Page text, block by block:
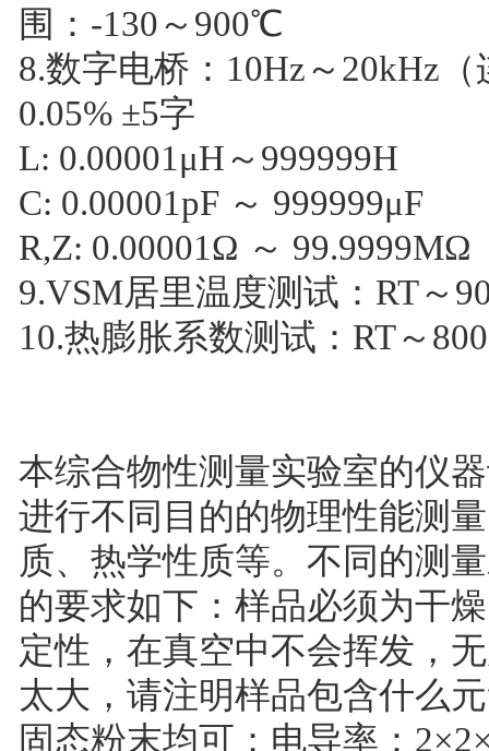
围：-130～900℃
8.数字电桥：10Hz～20kHz
0.05% ±5字
L: 0.00001μH～999999H
C: 0.00001pF ～ 999999μF
R,Z: 0.00001Ω ～ 99.9999MΩ
9.VSM居里温度测试：RT～
10.热膨胀系数测试：RT～
本综合物性测量实验室的仪
进行不同目的的物理性能测
质、热学性质等。不同的测
的要求如下：样品必须为干
定性，在真空中不会挥发，
太大，请注明样品包含什么
固态粉末均可；电导率：